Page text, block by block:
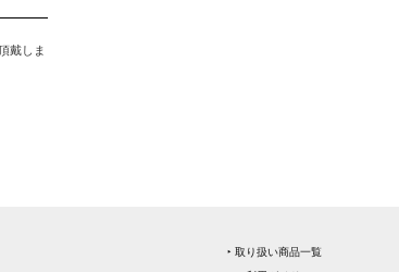
戴しま
‣ 取り扱い商品一覧